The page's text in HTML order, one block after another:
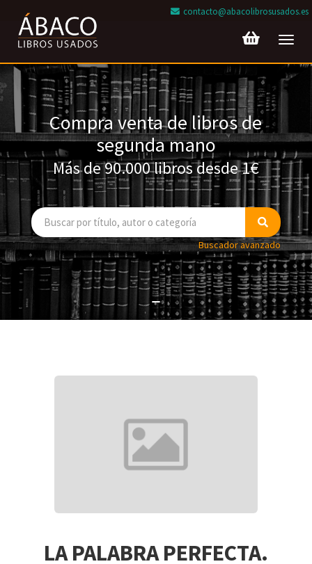
contacto@abacolibrosusados.es
Compra venta de libros de
segunda mano
Más de 90.000 libros desde 1€
Buscador avanzado
LA PALABRA PERFECTA.